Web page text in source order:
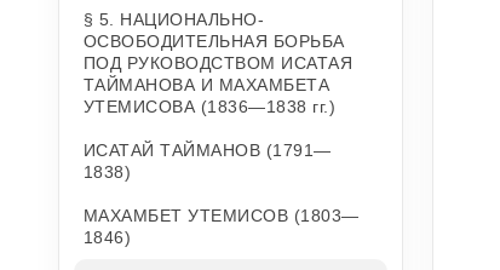
§ 5. НАЦИОНАЛЬНО-
ОСВОБОДИТЕЛЬНАЯ БОРЬБА
ПОД РУКОВОДСТВОМ ИСАТАЯ
ТАЙМАНОВА И МАХАМБЕТА
УТЕМИСОВА (1836—1838 гг.)
ИСАТАЙ ТАЙМАНОВ (1791—
1838)
МАХАМБЕТ УТЕМИСОВ (1803—
1846)